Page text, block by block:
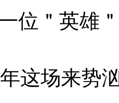
位＂英雄
这场来势